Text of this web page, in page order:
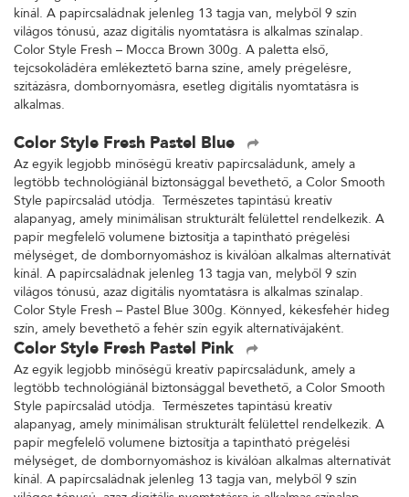
kínál. A papírcsaládnak jelenleg 13 tagja van, melyből 9 szín
világos tónusú, azaz digitális nyomtatásra is alkalmas színalap.
Color Style Fresh – Mocca Brown 300g. A paletta első,
tejcsokoládéra emlékeztető barna színe, amely prégelésre,
szitázásra, dombornyomásra, esetleg digitális nyomtatásra is
alkalmas.
Color Style Fresh Pastel Blue
Az egyik legjobb minőségű kreatív papírcsaládunk, amely a
legtöbb technológiánál biztonsággal bevethető, a Color Smooth
Style papírcsalád utódja. Természetes tapintású kreatív
alapanyag, amely minimálisan strukturált felülettel rendelkezik. A
papír megfelelő volumene biztosítja a tapintható prégelési
mélységet, de dombornyomáshoz is kiválóan alkalmas alternatívát
kínál. A papírcsaládnak jelenleg 13 tagja van, melyből 9 szín
világos tónusú, azaz digitális nyomtatásra is alkalmas színalap.
Color Style Fresh – Pastel Blue 300g. Könnyed, kékesfehér hideg
szín, amely bevethető a fehér szín egyik alternatívájaként.
Color Style Fresh Pastel Pink
Az egyik legjobb minőségű kreatív papírcsaládunk, amely a
legtöbb technológiánál biztonsággal bevethető, a Color Smooth
Style papírcsalád utódja. Természetes tapintású kreatív
alapanyag, amely minimálisan strukturált felülettel rendelkezik. A
papír megfelelő volumene biztosítja a tapintható prégelési
mélységet, de dombornyomáshoz is kiválóan alkalmas alternatívát
kínál. A papírcsaládnak jelenleg 13 tagja van, melyből 9 szín